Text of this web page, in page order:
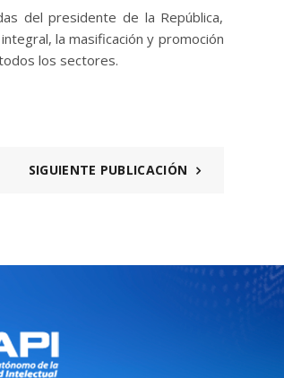
del presidente de la República,
la masificación y promoción
los sectores.
SIGUIENTE PUBLICACIÓN